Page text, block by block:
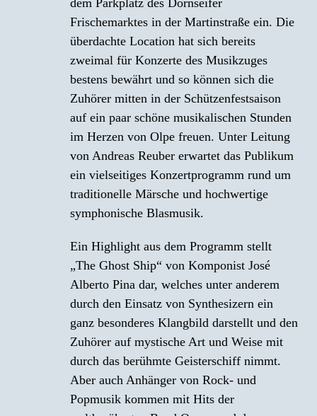
Frischemarktes in der Martinstraße ein. Die
überdachte Location hat sich bereits
zweimal für Konzerte des Musikzuges
bestens bewährt und so können sich die
Zuhörer mitten in der Schützenfestsaison
auf ein paar schöne musikalischen Stunden
im Herzen von Olpe freuen. Unter Leitung
von Andreas Reuber erwartet das Publikum
ein vielseitiges Konzertprogramm rund um
traditionelle Märsche und hochwertige
symphonische Blasmusik.
Ein Highlight aus dem Programm stellt
„The Ghost Ship“ von Komponist José
Alberto Pina dar, welches unter anderem
durch den Einsatz von Synthesizern ein
ganz besonderes Klangbild darstellt und den
Zuhörer auf mystische Art und Weise mit
durch das berühmte Geisterschiff nimmt.
Aber auch Anhänger von Rock- und
Popmusik kommen mit Hits der